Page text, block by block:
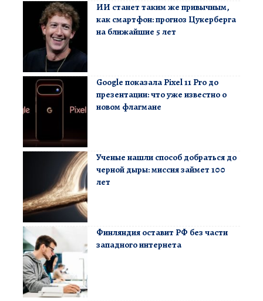
ИИ станет таким же привычным,
как смартфон: прогноз Цукерберга
на ближайшие 5 лет
Google показала Pixel 11 Pro до
презентации: что уже известно о
новом флагмане
Ученые нашли способ добраться до
черной дыры: миссия займет 100
лет
Финляндия оставит РФ без части
западного интернета